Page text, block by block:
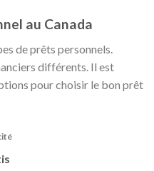
au Canada
de prêts personnels.
différents. Il est
pour choisir le bon prêt